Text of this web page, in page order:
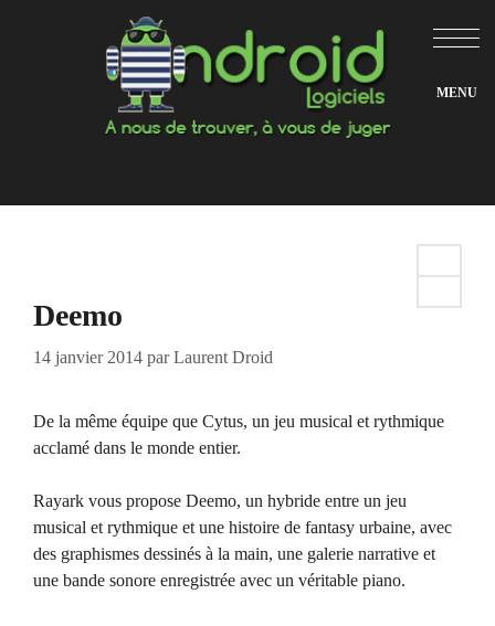
Deemo
14 janvier 2014 parLaurent Droid
De la même équipe que Cytus, un jeu musical et rythmique
acclamé dans le monde entier.
Rayark vous propose Deemo, un hybride entre un jeu
musical et rythmique et une histoire de fantasy urbaine, avec
des graphismes dessinés à la main, une galerie narrative et
une bande sonore enregistrée avec un véritable piano.